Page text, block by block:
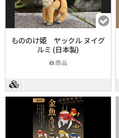
もののけ姫 ヤックル ヌイグ
ルミ (日本製)
商品